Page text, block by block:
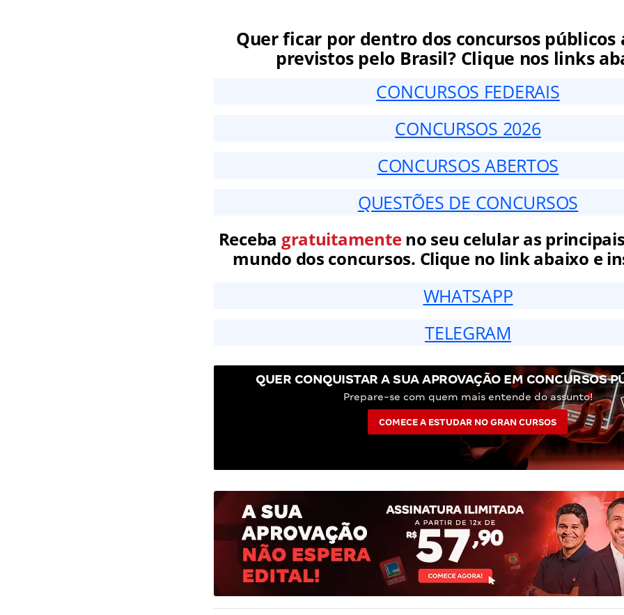
Quer ficar por dentro dos concursos públicos
previstos pelo Brasil? Clique nos links
CONCURSOS FEDERAIS
CONCURSOS 2026
CONCURSOS ABERTOS
QUESTÕES DE CONCURSOS
Receba gratuitamenteno seu celular as
mundo dos concursos. Clique no link abaixo e
WHATSAPP
TELEGRAM
QUER CONQUISTAR A SUA APROVAÇÃO EM CONCURSOS
Prepare-se com quem mais entende do assunto!
COMECE A ESTUDAR NO GRAN CURSOS